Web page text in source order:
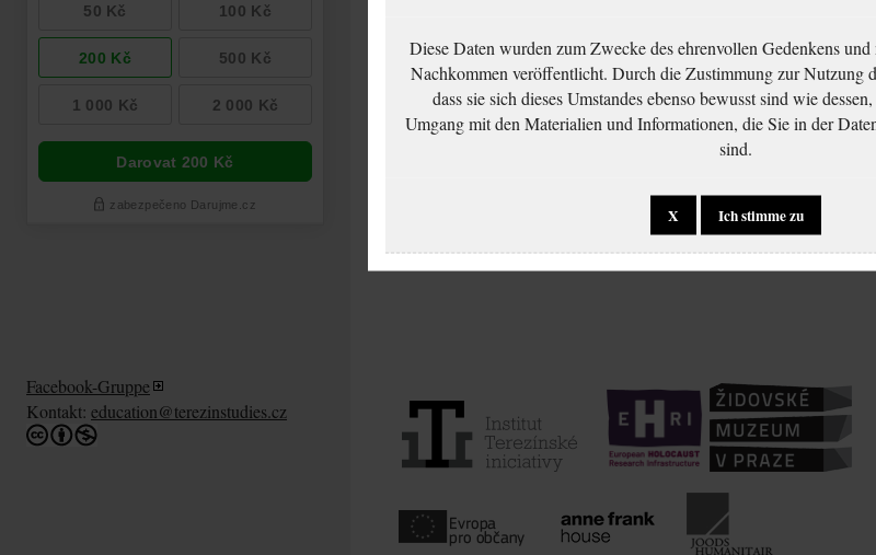
Facebook-Gruppe
Kontakt: education@terezinstudies.cz
Diese Daten wurden zum Zwecke des ehrenvollen Gedenkens
Nachkommen veröffentlicht. Durch die Zustimmung zur Nutzung
dass sie sich dieses Umstandes ebenso bewusst sind wie
Umgang mit den Materialien und Informationen, die Sie in der
sind.
X Ich stimme zu